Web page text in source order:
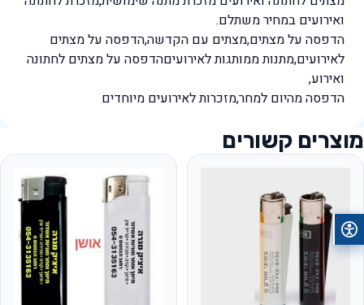
ואירועים במחיר משתלם.
הדפסה על מצתים,מצתים עם הקדשה,הדפסה על מצתים
לאירועים,מתנות ממותגות לאירועיםהדפסה על מצתים לחתונה
ואירוע,
הדפסה מהיום למחר,מזכרות לאירועים מיוחדים
מוצרים קשורים